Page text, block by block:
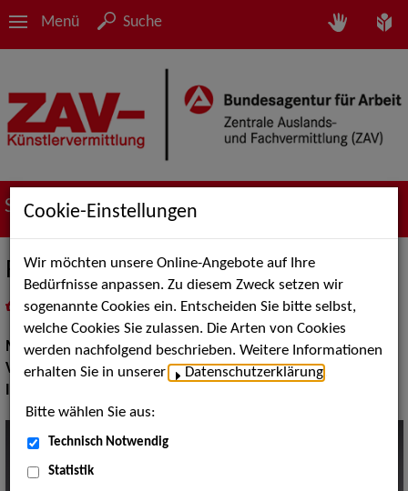
Menü Suche
Suche nach Künstler*innen
Ramiro Uribe
als PDF speichern
inMeine Merklistelegen
Musik:Instrumental Solisten, Volksmusik und Intern. Folklore
Volksmusik Internationale Folklore:Sonstige Folklore
Instrument:
Cookie-Einstellungen
Wir möchten unsere Online-Angebote auf Ihre
Bedürfnisse anpassen. Zu diesem Zweck setzen wir
sogenannte Cookies ein. Entscheiden Sie bitte selbst,
welche Cookies Sie zulassen. Die Arten von Cookies
werden nachfolgend beschrieben. Weitere Informationen
erhalten Sie in unserer
Datenschutzerklärung
Bitte wählen Sie aus:
Technisch Notwendig
Statistik